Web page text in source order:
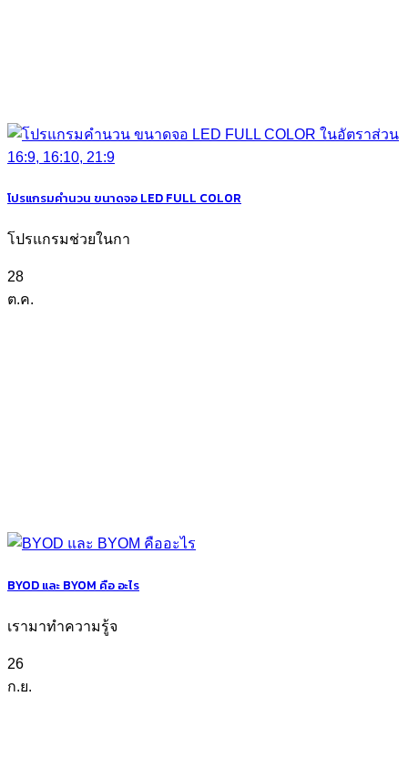
โปรแกรมคำนวน ขนาดจอ LED FULL COLOR
โปรแกรมช่วยในกา
28
ต.ค.
BYOD และ BYOM คือ อะไร
เรามาทำความรู้จ
26
ก.ย.